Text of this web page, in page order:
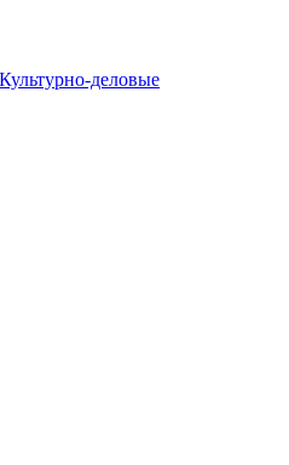
Культурно-деловые